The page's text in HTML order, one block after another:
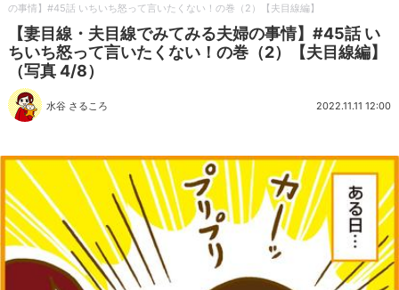
の事情】#45話 いちいち怒って言いたくない！の巻（2）【夫目線編】
【妻目線・夫目線でみてみる夫婦の事情】#45話 い
ちいち怒って言いたくない！の巻（2）【夫目線編】
（写真 4/8）
水谷 さるころ 2022.11.11 12:00